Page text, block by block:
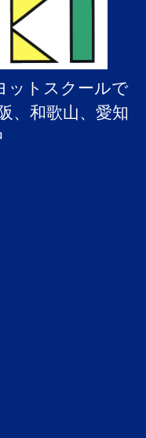
ットスクールで
、和歌山、愛知